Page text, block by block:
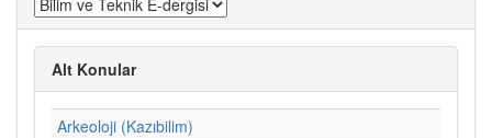
Alt Konular
Arkeoloji (Kazıbilim)